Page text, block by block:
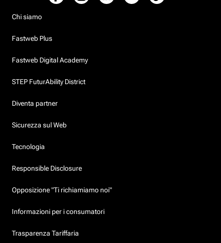
Chi siamo
Fastweb Plus
Fastweb Digital Academy
STEP FuturAbility District
Diventa partner
Sicurezza sul Web
Tecnologia
Responsible Disclosure
Opposizione "Ti richiamiamo noi"
Informazioni per i consumatori
Trasparenza Tariffaria